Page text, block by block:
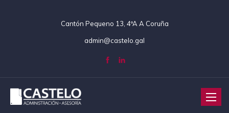
Cantón Pequeno 13, 4ºA A Coruña
admin@castelo.gal
Toggle